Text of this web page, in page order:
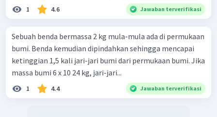
1 4.6 Jawaban terverifikasi
Sebuah benda bermassa 2 kg mula-mula ada di permukaan
bumi. Benda kemudian dipindahkan sehingga mencapai
ketinggian 1,5 kali jari-jari bumi dari permukaan bumi. Jika
massa bumi 6 x 10 24 kg, jari-jari...
1 4.4 Jawaban terverifikasi